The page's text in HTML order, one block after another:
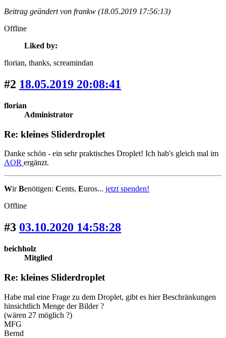
Beitrag geändert von frankw (18.05.2019 17:56:13)
Offline
Liked by:
florian, thanks, screamindan
#2 18.05.2019 20:08:41
florian
Administrator
Re: kleines Sliderdroplet
Danke schön - ein sehr praktisches Droplet! Ich hab's gleich mal im
AOR ergänzt.
WirBenötigen: Cents, Euros... jetzt spenden!
Offline
#3 03.10.2020 14:58:28
beichholz
Mitglied
Re: kleines Sliderdroplet
Habe mal eine Frage zu dem Droplet, gibt es hier Beschränkungen
hinsichtlich Menge der Bilder ?
(wären 27 möglich ?)
MFG
Bernd